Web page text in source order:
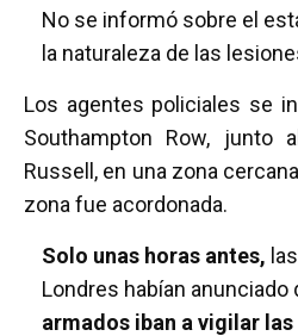
No se informó sobre el
la naturaleza de las
Los agentes policiales se
Southampton Row, junto
Russell, en una zona
zona fue acordonada.
Solo unas horas antes,
Londres habían anunciado
armados iban a vigilar